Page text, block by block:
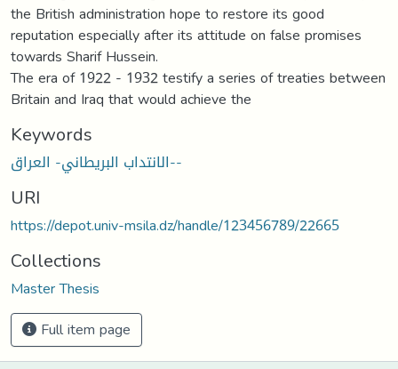
the British administration hope to restore its good
reputation especially after its attitude on false promises
towards Sharif Hussein.
The era of 1922 - 1932 testify a series of treaties between
Britain and Iraq that would achieve the
Keywords
الانتداب البريطاني- العراق--
URI
https://depot.univ-msila.dz/handle/123456789/22665
Collections
Master Thesis
Full item page